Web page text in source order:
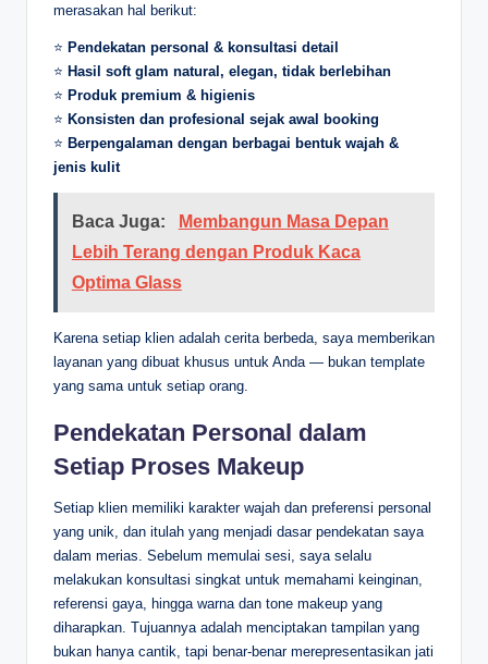
merasakan hal berikut:
⭐ Pendekatan personal & konsultasi detail
⭐ Hasil soft glam natural, elegan, tidak berlebihan
⭐ Produk premium & higienis
⭐ Konsisten dan profesional sejak awal booking
⭐ Berpengalaman dengan berbagai bentuk wajah &
jenis kulit
Baca Juga:
Membangun Masa Depan
Lebih Terang dengan Produk Kaca
Optima Glass
Karena setiap klien adalah cerita berbeda, saya memberikan
layanan yang dibuat khusus untuk Anda — bukan template
yang sama untuk setiap orang.
Pendekatan Personal dalam
Setiap Proses Makeup
Setiap klien memiliki karakter wajah dan preferensi personal
yang unik, dan itulah yang menjadi dasar pendekatan saya
dalam merias. Sebelum memulai sesi, saya selalu
melakukan konsultasi singkat untuk memahami keinginan,
referensi gaya, hingga warna dan tone makeup yang
diharapkan. Tujuannya adalah menciptakan tampilan yang
bukan hanya cantik, tapi benar-benar merepresentasikan jati